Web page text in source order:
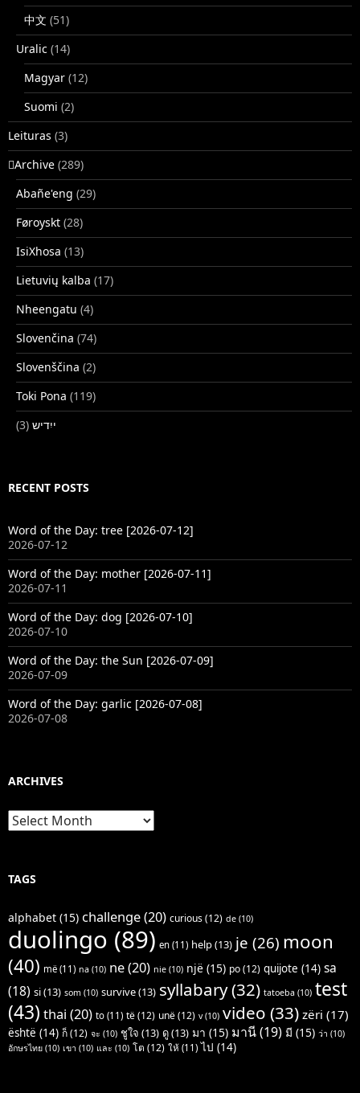
中文 (51)
Uralic (14)
Magyar (12)
Suomi (2)
Leituras (3)
􏿽Archive (289)
Abañe'eng (29)
Føroyskt (28)
IsiXhosa (13)
Lietuvių kalba (17)
Nheengatu (4)
Slovenčina (74)
Slovenščina (2)
Toki Pona (119)
ייִדיש (3)
RECENT POSTS
Word of the Day: tree [2026-07-12]
2026-07-12
Word of the Day: mother [2026-07-11]
2026-07-11
Word of the Day: dog [2026-07-10]
2026-07-10
Word of the Day: the Sun [2026-07-09]
2026-07-09
Word of the Day: garlic [2026-07-08]
2026-07-08
ARCHIVES
Archives
TAGS
alphabet (15) challenge(20) curious(12) de (10)
duolingo (89) en (11) help(13) je (26) moon
(40) më (11) na (10) ne(20) nie (10) një (15) po(12) quijote (14) sa
(18) si(13) som (10) survive(13) syllabary(32) tatoeba (10) test
(43) thai (20) to (11) të(12) unë(12) v(10) video (33) zëri (17)
është (14) ก็(12) จะ (10) ชูใจ (13) ดู(13) มา (15) มานี(19) มี (15) ว่า (10)
อักษรไทย (10) เขา (10) และ (10) โต (12) ให้ (11) ไป (14)